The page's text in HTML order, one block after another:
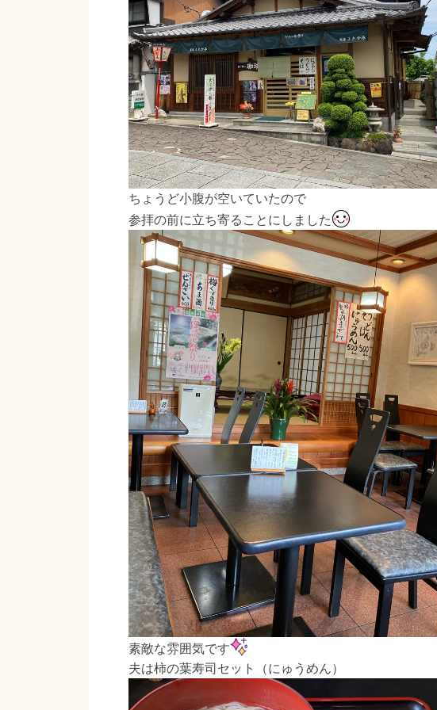
ちょうど小腹が空いていたので
参拝の前に立ち寄ることにしました
素敵な雰囲気です
夫は柿の葉寿司セット（にゅうめん）